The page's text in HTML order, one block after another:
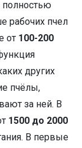
полностью
рабочих пчел
от 100-200
других
пчёлы,
за ней. В
1500 до 2000
В первые